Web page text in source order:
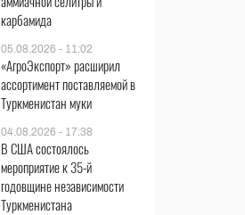
карбамида
05.08.2026 - 11:02
«АгроЭкспорт» расширил
ассортимент поставляемой в
Туркменистан муки
04.08.2026 - 17:38
В США состоялось
мероприятие к 35-й
годовщине независимости
Туркменистана